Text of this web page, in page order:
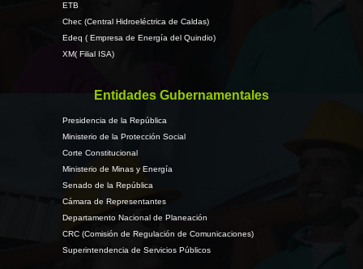
ETB
Chec (Central Hidroeléctrica de Caldas)
Edeq ( Empresa de Energía del Quindio)
XM( Filial ISA)
Entidades Gubernamentales
Presidencia de la República
Ministerio de la Protección Social
Corte Constitucional
Ministerio de Minas y Energía
Senado de la República
Cámara de Representantes
Departamento Nacional de Planeación
CRC (Comisión de Regulación de Comunicaciones)
Superintendencia de Servicios Públicos